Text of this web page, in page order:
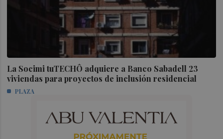
La Socimi tuTECHÔ adquiere a Banco Sabadell 23
viviendas para proyectos de inclusión residencial
PLAZA